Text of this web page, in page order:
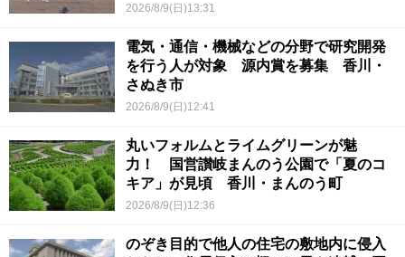
2026/8/9(日)13:31
電気・通信・機械などの分野で研究開発
を行う人が対象 源内賞を募集 香川・
さぬき市
2026/8/9(日)12:41
丸いフォルムとライムグリーンが魅
力！ 国営讃岐まんのう公園で「夏のコ
キア」が見頃 香川・まんのう町
2026/8/9(日)12:36
のぞき目的で他人の住宅の敷地内に侵入